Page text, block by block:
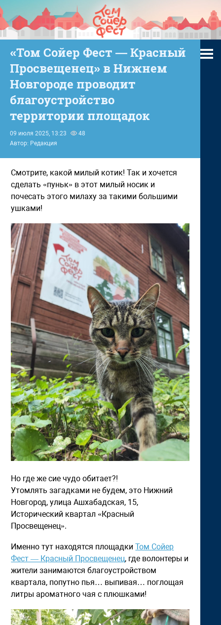
«Том Сойер Фест — Красный
Просвещенец» в Нижнем
Новгороде проводит
благоустройство
территории площадок
09 июля 2025, 13:23
48
Автор: Редакция
Смотрите, какой милый котик! Так и хочется
сделать «пуньк» в этот милый носик и
почесать этого милаху за такими большими
ушками!
Но где же сие чудо обитает?!
Утомлять загадками не будем, это Нижний
Новгород, улица Ашхабадская, 15,
Исторический квартал «Красный
Просвещенец».
Именно тут находятся площадкиТом Сойер
Фест — Красный Просвещенец, где волонтеры и
жители занимаются благоустройством
квартала, попутно пья… выпивая… поглощая
литры ароматного чая с плюшками!